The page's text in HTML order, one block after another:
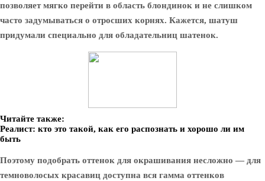
позволяет мягко перейти в область блондинок и не слишком
часто задумываться о отросших корнях. Кажется, шатуш
придумали специально для обладательниц шатенок.
Читайте также:
Реалист: кто это такой, как его распознать и хорошо ли им
быть
Поэтому подобрать оттенок для окрашивания несложно — для
темноволосых красавиц доступна вся гамма оттенков